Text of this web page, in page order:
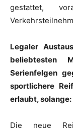
gestattet,
Legaler
beliebtesten
Serienfelgen
sportlichere
erlaubt, solange:
Die neue